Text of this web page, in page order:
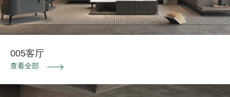
005客厅
查看全部